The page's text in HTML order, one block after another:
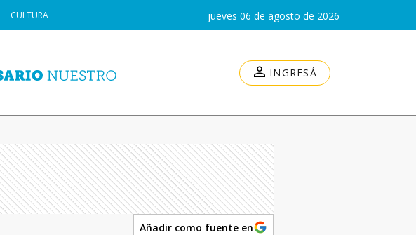
CULTURA jueves 06 de agosto de 2026
INGRESÁ
Añadir como fuente en